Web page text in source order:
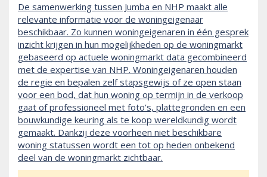
De samenwerking tussen Jumba en NHP maakt alle
relevante informatie voor de woningeigenaar
beschikbaar. Zo kunnen woningeigenaren in één gesprek
inzicht krijgen in hun mogelijkheden op de woningmarkt
gebaseerd op actuele woningmarkt data gecombineerd
met de expertise van NHP. Woningeigenaren houden
de regie en bepalen zelf stapsgewijs of ze open staan
voor een bod, dat hun woning op termijn in de verkoop
gaat of professioneel met foto’s, plattegronden en een
bouwkundige keuring als te koop wereldkundig wordt
gemaakt. Dankzij deze voorheen niet beschikbare
woning statussen wordt een tot op heden onbekend
deel van de woningmarkt zichtbaar.